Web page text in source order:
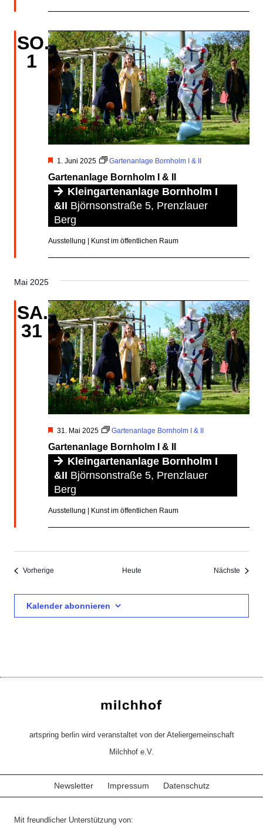
SO.
1
Gartenanlage Bornholm I & II
Hervorgehoben
1. Juni 2025 Gartenanlage Bornholm I & II
Kleingartenanlage Bornholm I
&II Björnsonstraße 5, Prenzlauer
Berg
Ausstellung | Kunst im öffentlichen Raum
Mai 2025
SA.
31
Gartenanlage Bornholm I & II
Hervorgehoben
31. Mai 2025 Gartenanlage Bornholm I & II
Kleingartenanlage Bornholm I
&II Björnsonstraße 5, Prenzlauer
Berg
Ausstellung | Kunst im öffentlichen Raum
Vorherige Heute Nächste
Kalender abonnieren
artspring berlin wird veranstaltet von der Ateliergemeinschaft
Milchhof e.V.
Newsletter Impressum Datenschutz
Mit freundlicher Unterstützung von: